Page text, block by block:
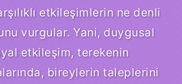
etkileşimlerin ne denli
vurgular. Yani, duygusal
etkileşim, terekenin
bireylerin taleplerini